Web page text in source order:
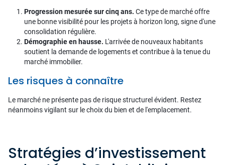
Progression mesurée sur cinq ans. Ce type de marché offre
une bonne visibilité pour les projets à horizon long, signe d'une
consolidation régulière.
Démographie en hausse. L'arrivée de nouveaux habitants
soutient la demande de logements et contribue à la tenue du
marché immobilier.
Les risques à connaître
Le marché ne présente pas de risque structurel évident. Restez
néanmoins vigilant sur le choix du bien et de l'emplacement.
Stratégies d’investissement